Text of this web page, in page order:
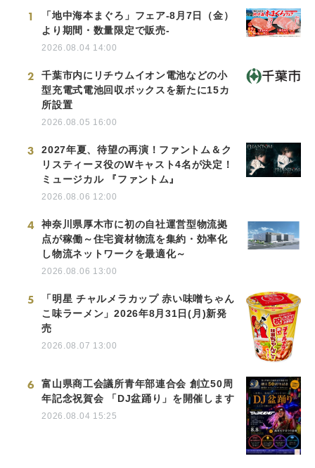
1
「地中海本まぐろ」フェア-8月7日（金）
より期間・数量限定で販売-
2026.08.04 14:00
2
千葉市内にリチウムイオン電池などの小
型充電式電池回収ボックスを新たに15カ
所設置
2026.08.05 16:00
3
2027年夏、待望の再演！ファントム＆ク
リスティーヌ役のWキャスト4名が決定！
ミュージカル 『ファントム』
2026.08.06 12:00
4
神奈川県厚木市に初の自社運営型物流拠
点が稼働～住宅資材物流を集約・効率化
し物流ネットワークを最適化～
2026.08.06 13:00
5
「明星 チャルメラカップ 赤い味噌ちゃん
こ味ラーメン」2026年8月31日(月)新発
売
2026.08.07 13:00
6
富山県商工会議所青年部連合会 創立50周
年記念祝賀会 「DJ盆踊り」を開催します
2026.08.04 15:25